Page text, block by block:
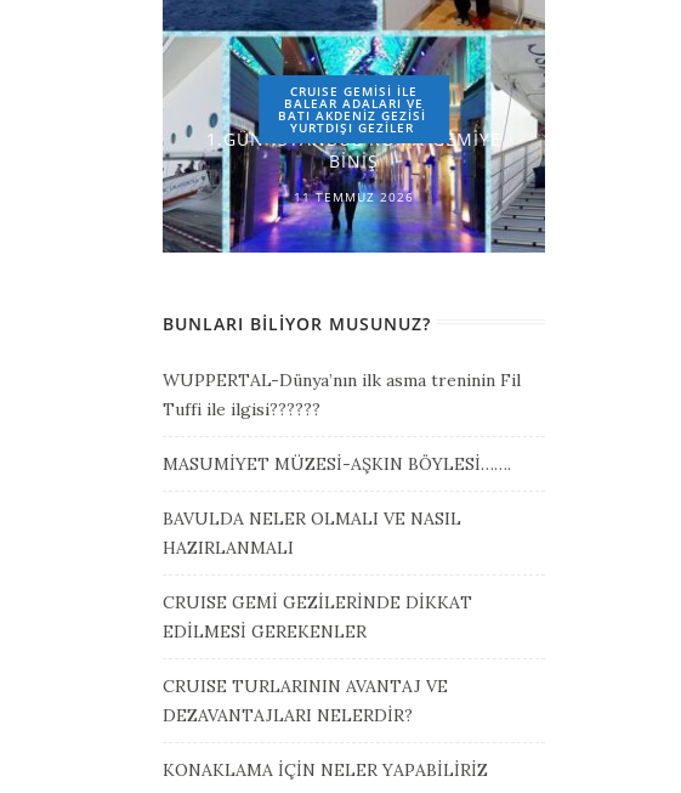
CRUISE GEMİSİ İLE
BALEAR ADALARI VE
BATI AKDENİZ GEZİSİ
YURTDIŞI GEZILER
1.GÜN-İSTANBUL-ROMA-GEMİYE
BİNİŞ
11 TEMMUZ 2026
BUNLARI BILIYOR MUSUNUZ?
WUPPERTAL-Dünya’nın ilk asma treninin Fil
Tuffi ile ilgisi??????
MASUMİYET MÜZESİ-AŞKIN BÖYLESİ…….
BAVULDA NELER OLMALI VE NASIL
HAZIRLANMALI
CRUISE GEMİ GEZİLERİNDE DİKKAT
EDİLMESİ GEREKENLER
CRUISE TURLARININ AVANTAJ VE
DEZAVANTAJLARI NELERDİR?
KONAKLAMA İÇİN NELER YAPABİLİRİZ